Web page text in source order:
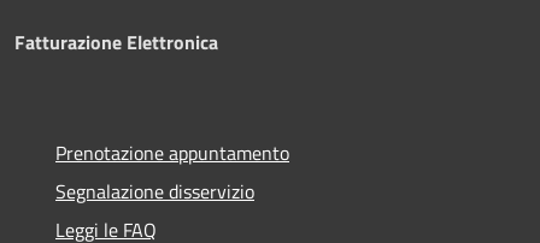
Fatturazione Elettronica
Prenotazione appuntamento
Segnalazione disservizio
Leggi le FAQ